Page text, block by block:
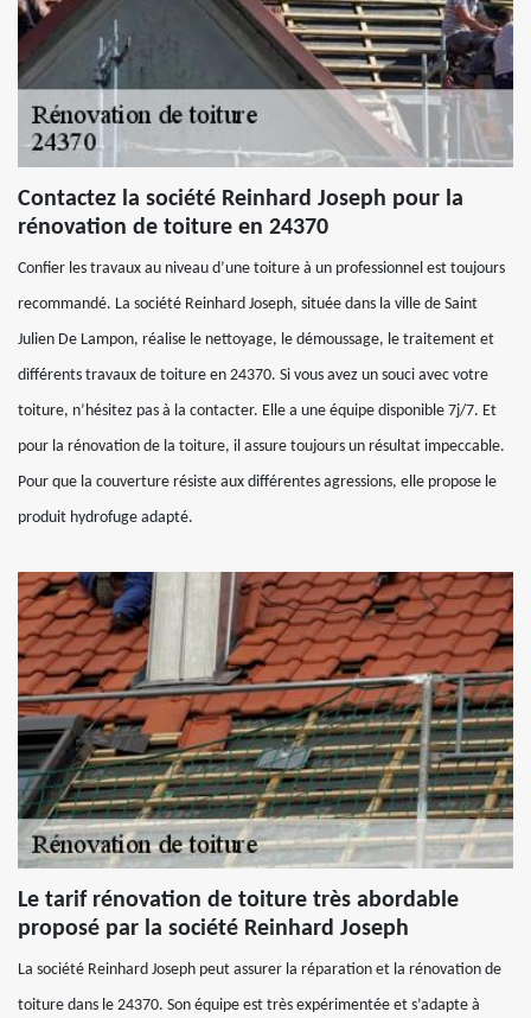
Contactez la société Reinhard Joseph pour la
rénovation de toiture en 24370
Confier les travaux au niveau d’une toiture à un professionnel est toujours
recommandé. La société Reinhard Joseph, située dans la ville de Saint
Julien De Lampon, réalise le nettoyage, le démoussage, le traitement et
différents travaux de toiture en 24370. Si vous avez un souci avec votre
toiture, n’hésitez pas à la contacter. Elle a une équipe disponible 7j/7. Et
pour la rénovation de la toiture, il assure toujours un résultat impeccable.
Pour que la couverture résiste aux différentes agressions, elle propose le
produit hydrofuge adapté.
Le tarif rénovation de toiture très abordable
proposé par la société Reinhard Joseph
La société Reinhard Joseph peut assurer la réparation et la rénovation de
toiture dans le 24370. Son équipe est très expérimentée et s’adapte à